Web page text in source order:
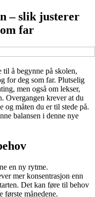
– slik justerer
far
å begynne på skolen,
for deg som far. Plutselig
men også om lekser,
Overgangen krever at du
og måten du er til stede på.
balansen i denne nye
en ny rytme.
mer konsentrasjon enn
Det kan føre til behov
månedene.